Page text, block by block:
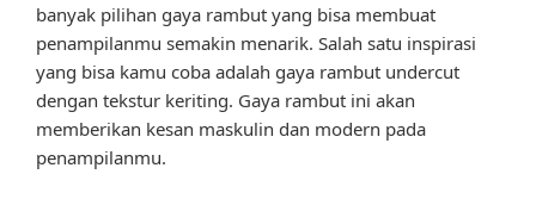
banyak pilihan gaya rambut yang bisa membuat
penampilanmu semakin menarik. Salah satu inspirasi
yang bisa kamu coba adalah gaya rambut undercut
dengan tekstur keriting. Gaya rambut ini akan
memberikan kesan maskulin dan modern pada
penampilanmu.